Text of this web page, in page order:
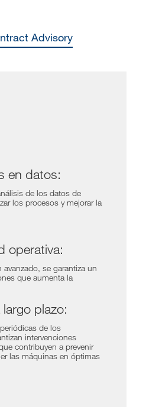
Advisory
en datos:
de los datos de
los procesos y mejorar la
operativa:
se garantiza un
que aumenta la
plazo:
de los
intervenciones
contribuyen a prevenir
las máquinas en óptimas